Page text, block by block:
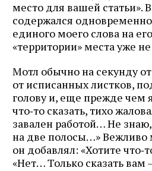
место для вашей статьи».
содержался
единого моего слова на
«территории» места уже не
Мотл обычно на секунду
от исписанных листков,
голову и, еще прежде чем
что‑то сказать, тихо
завален работой… Не знаю,
на две полосы…» Вежливо
он добавлял: «Хотите
«Нет… Только сказать вам